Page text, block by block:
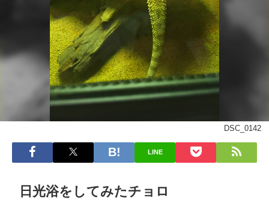
DSC_0142
LINE
日光浴をしてみたチョロ